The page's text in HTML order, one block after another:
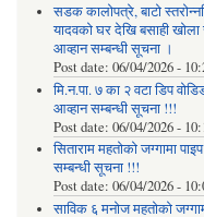
सडक कालोपत्रे, बाटो
यादवको घर देखि बसाही खोला
आव्हान सम्बन्धी सूचना ।
Post date: 06/04/2026 -
मि.न.पा. ७ का २ वटा डिप
आव्हान सम्बन्धी सूचना !!!
Post date: 06/04/2026 -
सिताराम महतोको जग्गामा
सम्बन्धी सूचना !!!
Post date: 06/04/2026 -
साविक ६ मनोज महतोको